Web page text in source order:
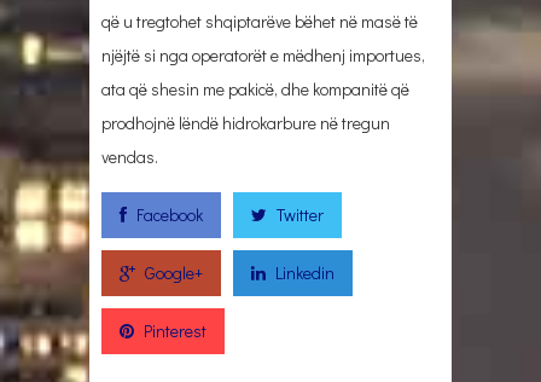
që u tregtohet shqiptarëve bëhet në masë të
njëjtë si nga operatorët e mëdhenj importues,
ata që shesin me pakicë, dhe kompanitë që
prodhojnë lëndë hidrokarbure në tregun
vendas.
Facebook Twitter
Google+ Linkedin
Pinterest